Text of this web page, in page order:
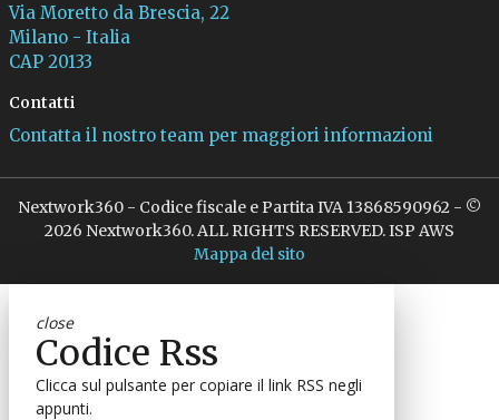
Via Moretto da Brescia, 22
Milano - Italia
CAP 20133
Contatti
Contatta il nostro team per maggiori informazioni
Nextwork360 - Codice fiscale e Partita IVA 13868590962 - ©
2026 Nextwork360. ALL RIGHTS RESERVED. ISP AWS
Mappa del sito
close
Codice Rss
Clicca sul pulsante per copiare il link RSS negli
appunti.